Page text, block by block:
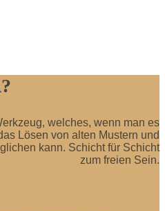
welches, wenn man es
Lösen von alten Mustern und
kann. Schicht für Schicht
zum freien Sein.